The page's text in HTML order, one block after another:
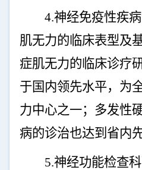
4.神经免疫性疾
肌无力的临床表型及
症肌无力的临床诊疗
于国内领先水平，为
力中心之一；多发性
病的诊治也达到省内
5.神经功能检查